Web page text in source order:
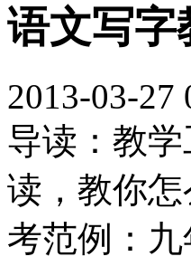
语文写字
2013-03-27
导读：教
读，教你
考范例：